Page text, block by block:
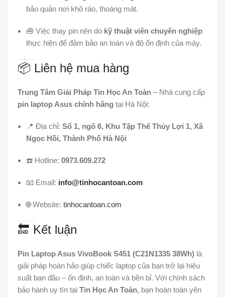
bảo quản nơi khô ráo, thoáng mát.
🧰 Việc thay pin nên do kỹ thuật viên chuyên nghiệp
thực hiện để đảm bảo an toàn và độ ổn định của máy.
📦 Liên hệ mua hàng
Trung Tâm Giải Pháp Tin Học An Toàn – Nhà cung cấp
pin laptop Asus chính hãng tại Hà Nội:
📍 Địa chỉ: Số 1, ngõ 6, Khu Tập Thể Thủy Lợi 1, Xã
Ngọc Hồi, Thành Phố Hà Nội
☎️ Hotline: 0973.609.272
📧 Email: info@tinhocantoan.com
🌐 Website: tinhocantoan.com
🔚 Kết luận
Pin Laptop Asus VivoBook S451 (C21N1335 38Wh) là
giải pháp hoàn hảo giúp chiếc laptop của bạn trở lại hiệu
suất ban đầu – ổn định, an toàn và bền bỉ. Với chính sách
bảo hành uy tín tại Tin Học An Toàn, bạn hoàn toàn yên